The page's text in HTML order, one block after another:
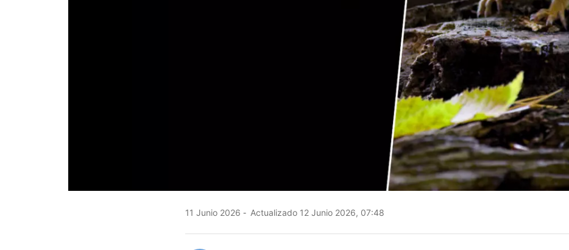
11 Junio 2026 Actualizado 12 Junio 2026, 07:48